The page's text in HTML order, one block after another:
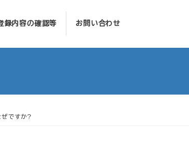
録内容の確認等 お問い合わせ
ですか?